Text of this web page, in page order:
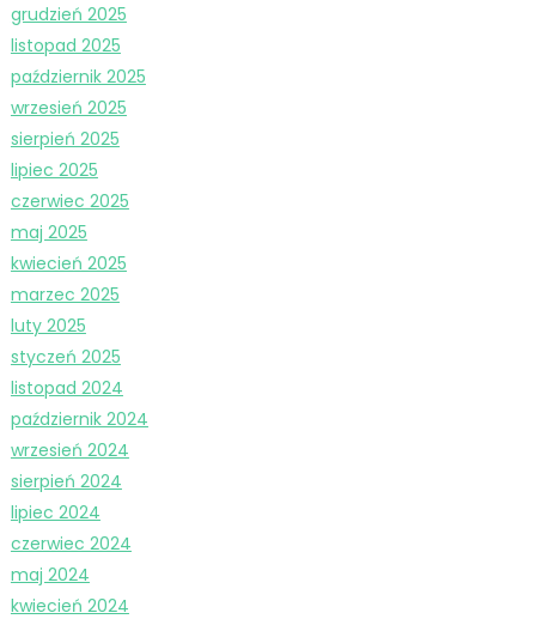
grudzień 2025
listopad 2025
październik 2025
wrzesień 2025
sierpień 2025
lipiec 2025
czerwiec 2025
maj 2025
kwiecień 2025
marzec 2025
luty 2025
styczeń 2025
listopad 2024
październik 2024
wrzesień 2024
sierpień 2024
lipiec 2024
czerwiec 2024
maj 2024
kwiecień 2024